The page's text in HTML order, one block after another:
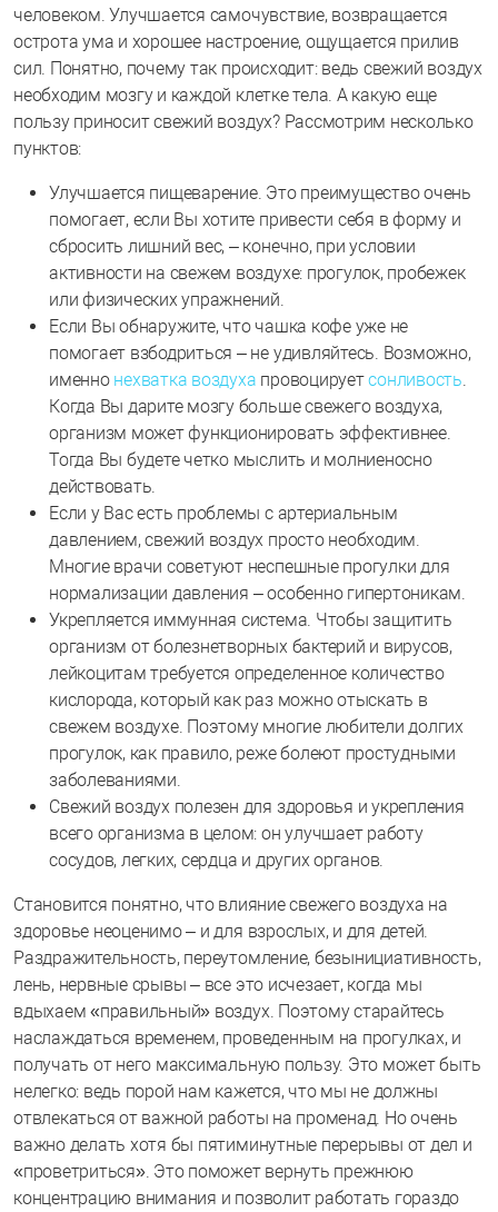
человеком. Улучшается самочувствие, возвращается
острота ума и хорошее настроение, ощущается прилив
сил. Понятно, почему так происходит: ведь свежий воздух
необходим мозгу и каждой клетке тела. А какую еще
пользу приносит свежий воздух? Рассмотрим несколько
пунктов:
Улучшается пищеварение. Это преимущество очень
помогает, если Вы хотите привести себя в форму и
сбросить лишний вес, – конечно, при условии
активности на свежем воздухе: прогулок, пробежек
или физических упражнений.
Если Вы обнаружите, что чашка кофе уже не
помогает взбодриться – не удивляйтесь. Возможно,
именно нехватка воздуха провоцируетсонливость
Когда Вы дарите мозгу больше свежего воздуха,
организм может функционировать эффективнее.
Тогда Вы будете четко мыслить и молниеносно
действовать.
Если у Вас есть проблемы с артериальным
давлением, свежий воздух просто необходим.
Многие врачи советуют неспешные прогулки для
нормализации давления – особенно гипертоникам.
Укрепляется иммунная система. Чтобы защитить
организм от болезнетворных бактерий и вирусов,
лейкоцитам требуется определенное количество
кислорода, который как раз можно отыскать в
свежем воздухе. Поэтому многие любители долгих
прогулок, как правило, реже болеют простудными
заболеваниями.
Свежий воздух полезен для здоровья и укрепления
всего организма в целом: он улучшает работу
сосудов, легких, сердца и других органов.
Становится понятно, что влияние свежего воздуха на
здоровье неоценимо – и для взрослых, и для детей.
Раздражительность, переутомление, безынициативность,
лень, нервные срывы – все это исчезает, когда мы
вдыхаем «правильный» воздух. Поэтому старайтесь
наслаждаться временем, проведенным на прогулках, и
получать от него максимальную пользу. Это может быть
нелегко: ведь порой нам кажется, что мы не должны
отвлекаться от важной работы на променад. Но очень
важно делать хотя бы пятиминутные перерывы от дел и
«проветриться». Это поможет вернуть прежнюю
концентрацию внимания и позволит работать гораздо